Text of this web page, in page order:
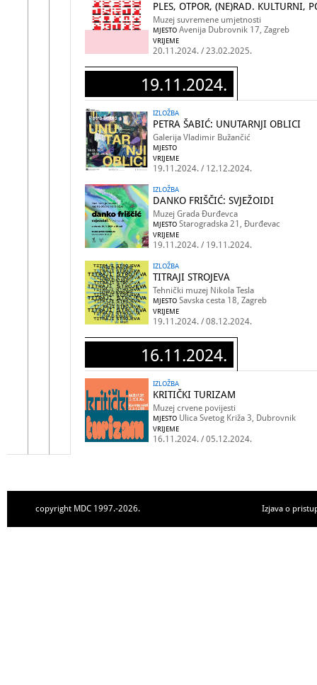
PLES, OTPOR, (NE)RAD. KULTURNI,
Muzej suvremene umjetnosti
MJESTO Avenija Dubrovnik 17, Zagreb
VRIJEME
20.11.2024. / 23.02.2025.
19.11.2024.
IZLOŽBA
PETRA ŠABIĆ: UNUTARNJI OBLICI
Galerija Vladimir Bužančić
MJESTO
VRIJEME
19.11.2024. / 12.12.2024.
IZLOŽBA
DANKO FRIŠČIĆ: SVJEŽOIDI
Muzej Grada Đurđevca
MJESTO Starogradska 21, Đurđevac
VRIJEME
19.11.2024. / 19.11.2024.
IZLOŽBA
TITRAJI STROJEVA
Tehnički muzej Nikola Tesla
MJESTO Savska cesta 18, Zagreb
VRIJEME
19.11.2024. / 08.12.2024.
16.11.2024.
IZLOŽBA
KRITIČKI TURIZAM
Muzej crvene povijesti
MJESTO Ulica Svetog Križa 3, Dubrovnik
VRIJEME
16.11.2024. / 05.12.2024.
copyright MDC 1997.-2026. Izjava o